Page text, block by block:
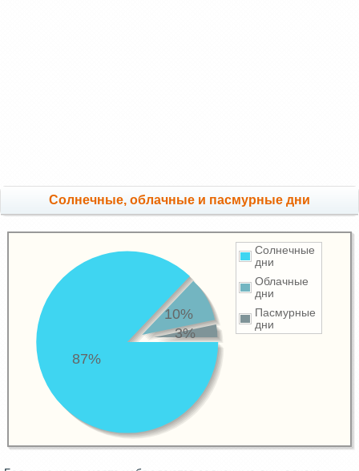
Cолнечные, облачные и пасмурные дни
Солнечные
дни
Облачные
дни
Пасмурные
дни
87%
10%
3%